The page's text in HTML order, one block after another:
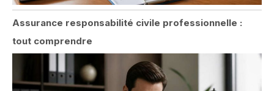
Assurance responsabilité civile professionnelle :
tout comprendre